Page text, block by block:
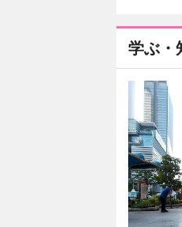
学ぶ・